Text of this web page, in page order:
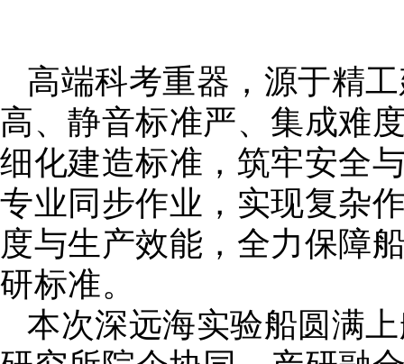
高端科考重器，源于精
高、静音标准严、集成难
细化建造标准，筑牢安全
专业同步作业，实现复杂
度与生产效能，全力保障
研标准。
本次深远海实验船圆满